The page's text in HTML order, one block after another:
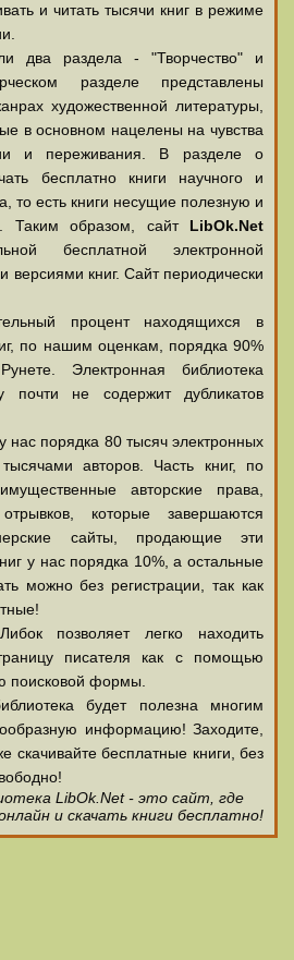
и читать тысячи книг в режиме
два раздела - "Творчество" и
разделе представлены
художественной литературы,
в основном нацелены на чувства
и переживания. В разделе о
бесплатно книги научного и
то есть книги несущие полезную и
Таким образом, сайт LibOk.Net
бесплатной электронной
версиями книг. Сайт периодически
процент находящихся в
по нашим оценкам, порядка 90%
Электронная библиотека
почти не содержит дубликатов
нас порядка 80 тысяч электронных
авторов. Часть книг, по
авторские права,
которые завершаются
сайты, продающие эти
у нас порядка 10%, а остальные
можно без регистрации, так как
позволяет легко находить
писателя как с помощью
поисковой формы.
будет полезна многим
информацию! Заходите,
скачивайте бесплатные книги, без
LibOk.Net - это сайт, где
и скачать книги бесплатно!